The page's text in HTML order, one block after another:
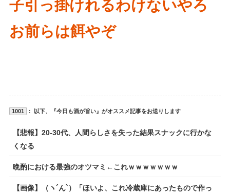
子引っ掛けれるわけないやろ
お前らは餌やぞ
1001 ： 以下、『今日も酒が旨い』がオススメ記事をお送りします
【悲報】20-30代、人間らしさを失った結果スナックに行かな
くなる
晩酌における最強のオツマミ←これｗｗｗｗｗｗｗ
【画像】（ヽ´ん`）「ほいよ、これ冷蔵庫にあったもので作っ